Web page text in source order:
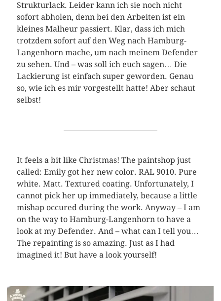
Strukturlack. Leider kann ich sie noch nicht
sofort abholen, denn bei den Arbeiten ist ein
kleines Malheur passiert. Klar, dass ich mich
trotzdem sofort auf den Weg nach Hamburg-
Langenhorn mache, um nach meinem Defender
zu sehen. Und – was soll ich euch sagen… Die
Lackierung ist einfach super geworden. Genau
so, wie ich es mir vorgestellt hatte! Aber schaut
selbst!
It feels a bit like Christmas! The paintshop just
called: Emily got her new color. RAL 9010. Pure
white. Matt. Textured coating. Unfortunately, I
cannot pick her up immediately, because a little
mishap occured during the work. Anyway – I am
on the way to Hamburg-Langenhorn to have a
look at my Defender. And – what can I tell you…
The repainting is so amazing. Just as I had
imagined it! But have a look yourself!